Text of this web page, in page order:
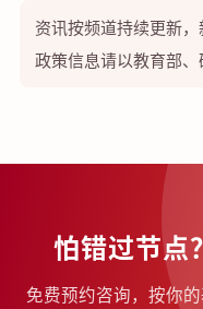
资讯按频道持续更新，
政策信息请以教育部、
怕错过节点
免费预约咨询，按你